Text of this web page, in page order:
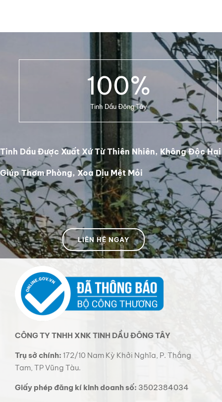
100%
Tinh Dầu Đông Tây
Tinh Dầu Được Xuất Xứ Từ Thiên Nhiên, Không Độc Hại
Giúp Thơm Phòng, Xoa Dịu Mệt Mỏi
LIÊN HỆ NGAY
CÔNG TY TNHH XNK TINH DẦU ĐÔNG TÂY
Trụ sở chính: 172/10 Nam Kỳ Khởi Nghĩa, P. Thắng
Tam, TP Vũng Tàu.
Giấy phép đăng kí kinh doanh số: 3502384034